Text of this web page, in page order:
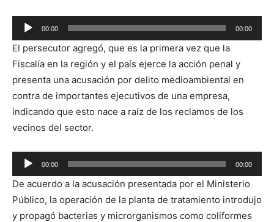
Reproductor
de
audio
00:00 00:00
El persecutor agregó, que es la primera vez que la
Fiscalía en la región y el país ejerce la acción penal y
presenta una acusación por delito medioambiental en
contra de importantes ejecutivos de una empresa,
indicando que esto nace a raíz de los reclamos de los
vecinos del sector.
Reproductor
de
audio
00:00 00:00
De acuerdo a la acusación presentada por el Ministerio
Público, la operación de la planta de tratamiento introdujo
y propagó bacterias y microrganismos como coliformes